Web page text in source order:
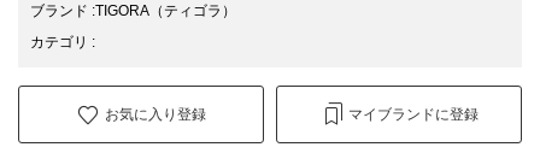
ブランド :TIGORA （ティゴラ）
カテゴリ :
お気に入り登録 マイブランドに登録